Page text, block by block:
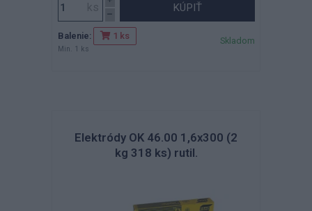
KÚPIŤ
Balenie: 1 ks
Min. 1 ks
Skladom
Elektródy OK 46.00 1,6x300 (2
kg 318 ks) rutil.